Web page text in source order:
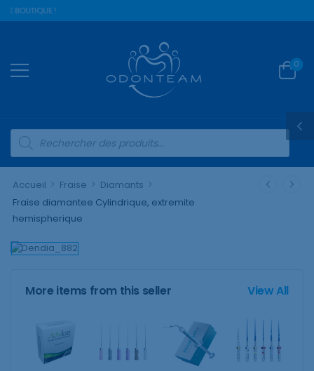
BOUTIQUE !
0
Accueil > Fraise > Diamants >
Fraise diamantee Cylindrique, extremite
hemispherique
More items from this seller View All